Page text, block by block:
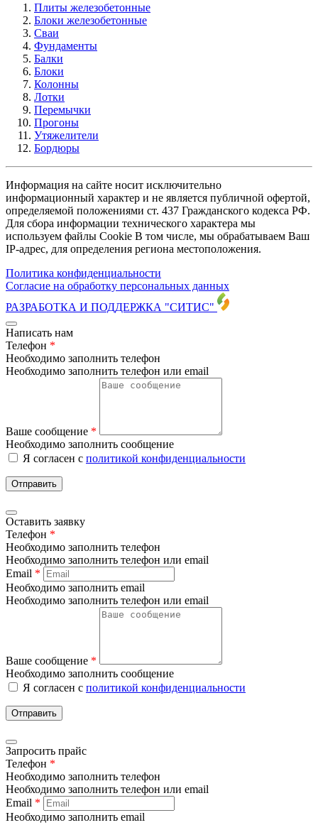
Плиты железобетонные
Блоки железобетонные
Сваи
Фундаменты
Балки
Блоки
Колонны
Лотки
Перемычки
Прогоны
Утяжелители
Бордюры
Информация на сайте носит исключительно
информационный характер и не является публичной офертой,
определяемой положениями ст. 437 Гражданского кодекса РФ.
Для сбора информации технического характера мы
используем файлы Cookie В том числе, мы обрабатываем Ваш
IP-адрес, для определения региона местоположения.
Политика конфиденциальности
Согласие на обработку персональных данных
РАЗРАБОТКА И ПОДДЕРЖКА "СИТИС"
Написать нам
Телефон *
Необходимо заполнить телефон
Необходимо заполнить телефон или email
Ваше сообщение *
Необходимо заполнить сообщение
Я согласен с политикой конфиденциальности
Отправить
Оставить заявку
Телефон *
Необходимо заполнить телефон
Необходимо заполнить телефон или email
Email *
Необходимо заполнить email
Необходимо заполнить телефон или email
Ваше сообщение *
Необходимо заполнить сообщение
Я согласен с политикой конфиденциальности
Отправить
Запросить прайс
Телефон *
Необходимо заполнить телефон
Необходимо заполнить телефон или email
Email *
Необходимо заполнить email